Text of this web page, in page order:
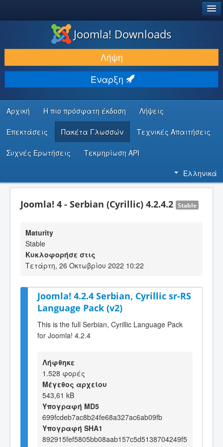
ΛΉΨΕΙΣ & ΕΠΕΚΤΆΣΕΙΣ
ΕΎΡΕΣΗ & ΜΆΘΗΣΗ
ΚΟΙΝΌΤΗΤΑ & ΥΠΟΣΤΉΡΙΞΗ
ΠΌΡΟΙ ΠΡΟΓΡΑΜΜΑΤΙΣΤΏΝ
Joomla! Downloads
Λήψη
Έναρξη
Αρχική Η πιο πρόσφατη έκδοση Λήψεις
Επεκτάσεις Πακέτα Γλωσσών Τεχνικές Απαιτήσεις
Συχνές Ερωτήσεις Τεκμηρίωση API
Ελληνικά
Joomla! 4 - Serbian (Cyrillic) 4.2.4.2 Stable
Maturity
Stable
Κυκλοφορήσε στις
Τετάρτη, 26 Οκτωβρίου 2022 10:22
Joomla! 4.2.4 Serbian, Cyrillic sr-RS
Language Pack (v2)
This is the full Serbian, Cyrillic Language Pack
for Joomla! 4.2.4
Λήφθηκε
1.528 φορές
Μέγεθος αρχείου
543,61 kB
Υπογραφή MD5
699fcdeb7ac8b24fe68a327ac6ab09fb
Υπογραφή SHA1
892915fef5805bb08aab157c5d5138704249f5